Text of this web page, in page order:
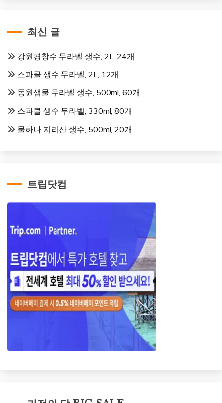
최신 글
강원평창수 무라벨 생수, 2L, 24개
스파클 생수 무라벨, 2L, 12개
동원샘물 무라벨 생수, 500ml, 60개
스파클 생수 무라벨, 330ml, 80개
물하나 지리산 생수, 500ml, 20개
트립닷컴